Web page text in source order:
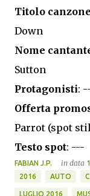
Titolo
Down
Nome
Sutton
Protagonisti:
Offerta
Parrot (spot
Testo spot: ---
FABIAN J.P. in data
2016
AUTO
LUGLIO 2016